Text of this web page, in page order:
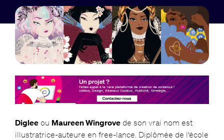
Digleeou Maureen Wingrovede son vrai nom est
illustratrice-auteure en free-lance. Diplômée de l’école